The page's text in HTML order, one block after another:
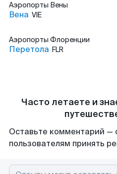
Аэропорты Вены
Вена VIE
Аэропорты Флоренции
Перетола FLR
Часто летаете и
Оставьте комментарий —
пользователям принять